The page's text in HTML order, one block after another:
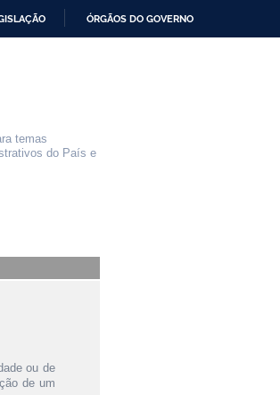
ÓRGÃOS DO GOVERNO
temas
do País e
ou de
de um